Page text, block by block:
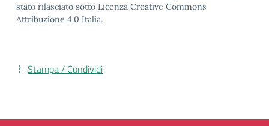
stato rilasciato sotto Licenza Creative Commons
Attribuzione 4.0 Italia.
Stampa / Condividi